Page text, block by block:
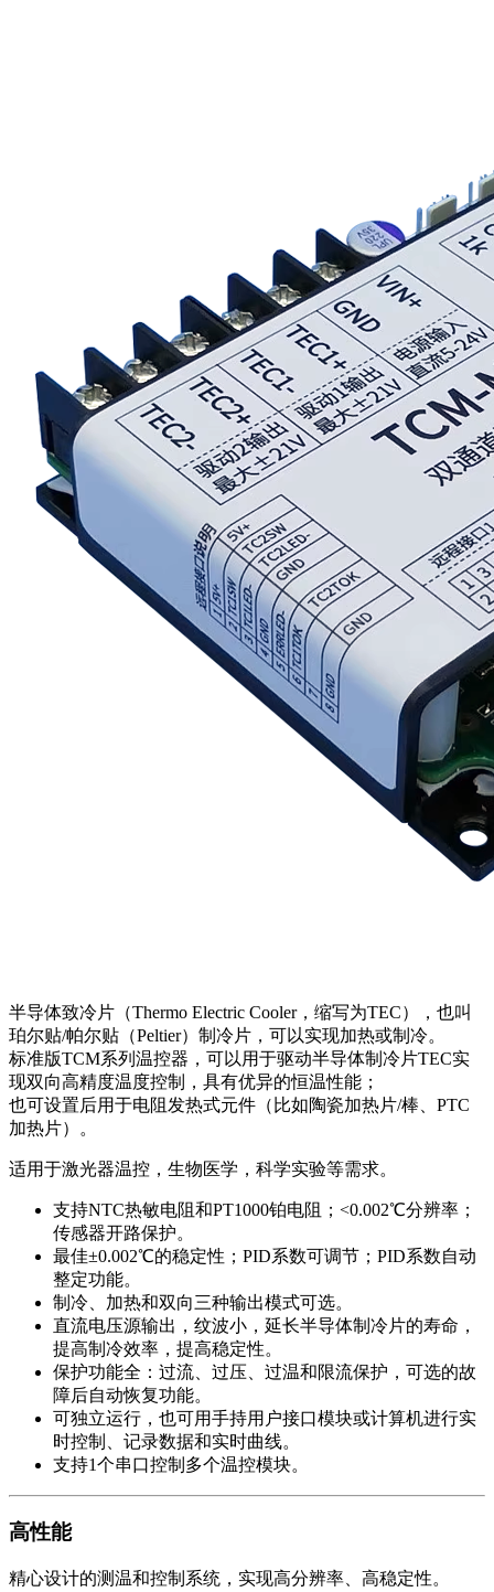
半导体致冷片（Thermo Electric Cooler，缩写为TEC），也叫
珀尔贴/帕尔贴（Peltier）制冷片，可以实现加热或制冷。
标准版TCM系列温控器，可以用于驱动半导体制冷片TEC实
现双向高精度温度控制，具有优异的恒温性能；
也可设置后用于电阻发热式元件（比如陶瓷加热片/棒、PTC
加热片）。
适用于激光器温控，生物医学，科学实验等需求。
支持NTC热敏电阻和PT1000铂电阻；<0.002℃分辨率；
传感器开路保护。
最佳±0.002℃的稳定性；PID系数可调节；PID系数自动
整定功能。
制冷、加热和双向三种输出模式可选。
直流电压源输出，纹波小，延长半导体制冷片的寿命，
提高制冷效率，提高稳定性。
保护功能全：过流、过压、过温和限流保护，可选的故
障后自动恢复功能。
可独立运行，也可用手持用户接口模块或计算机进行实
时控制、记录数据和实时曲线。
支持1个串口控制多个温控模块。
高性能
精心设计的测温和控制系统，实现高分辨率、高稳定性。